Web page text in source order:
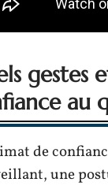
gestes
au
de
une